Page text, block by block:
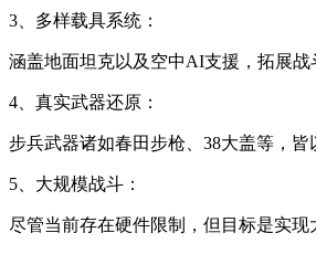
3、多样载具系统：
涵盖地面坦克以及空中AI支援，拓展战
4、真实武器还原：
步兵武器诸如春田步枪、38大盖等，皆
5、大规模战斗：
尽管当前存在硬件限制，但目标是实现